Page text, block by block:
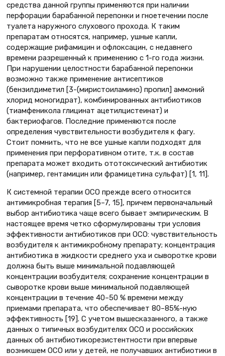
средства данной группы применяются при наличии
перфорации барабанной перепонки и гноетечении после
туалета наружного слухового прохода. К таким
препаратам относятся, например, ушные капли,
содержащие рифамицин и офлоксацин, с недавнего
времени разрешенный к применению с 1-го года жизни.
При нарушении целостности барабанной перепонки
возможно также применение антисептиков
(бензилдиметил [3-(миристоиламино) пропил] аммоний
хлорид моногидрат), комбинированных антибиотиков
(тиамфеникола глицинат ацетилцистеинат) и
бактериофагов. Последние применяются после
определения чувствительности возбудителя к фагу.
Стоит помнить, что не все ушные капли подходят для
применения при перфоративном отите, т.к. в состав
препарата может входить ототоксический антибиотик
(например, гентамицин или фрамицетина сульфат) [1, 11].
К системной терапии ОСО прежде всего относится
антимикробная терапия [5–7, 15], причем первоначальный
выбор антибиотика чаще всего бывает эмпирическим. В
настоящее время четко сформулированы три условия
эффективности антибиотиков при ОСО: чувствительность
возбудителя к антимикробному препарату; концентрация
антибиотика в жидкости среднего уха и сыворотке крови
должна быть выше минимальной подавляющей
концентрации возбудителя; сохранение концентрации в
сыворотке крови выше минимальной подавляющей
концентрации в течение 40–50 % времени между
приемами препарата, что обеспечивает 80–85%-ную
эффективность [19]. С учетом вышесказанного, а также
данных о типичных возбудителях ОСО и российских
данных об антибиотикорезистентности при впервые
возникшем ОСО или у детей, не получавших антибиотики в